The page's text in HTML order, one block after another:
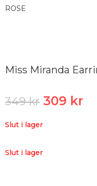
Miss Miranda
349kr 309 kr
Slut i lager
Slut i lager